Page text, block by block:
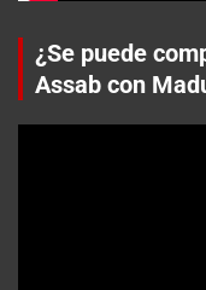
¿Se puede
Assab con